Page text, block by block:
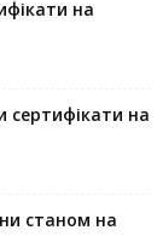
на
на
станом на